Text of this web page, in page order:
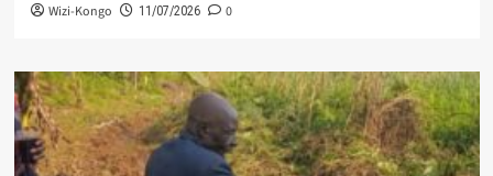
Wizi-Kongo 11/07/2026 0